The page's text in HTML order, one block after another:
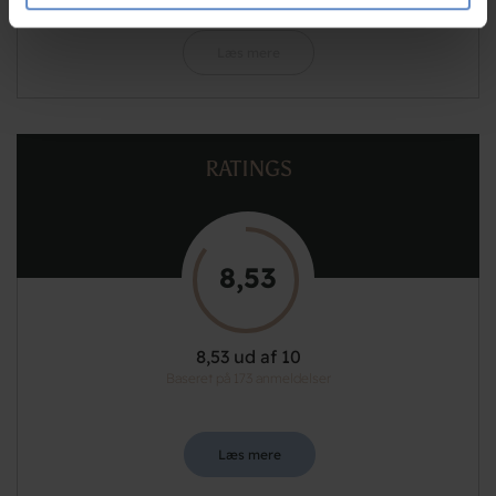
de har indsamlet fra din brug af deres tjenester.
RATINGS
8,53
8,53 ud af 10
Baseret på 173 anmeldelser
Læs mere